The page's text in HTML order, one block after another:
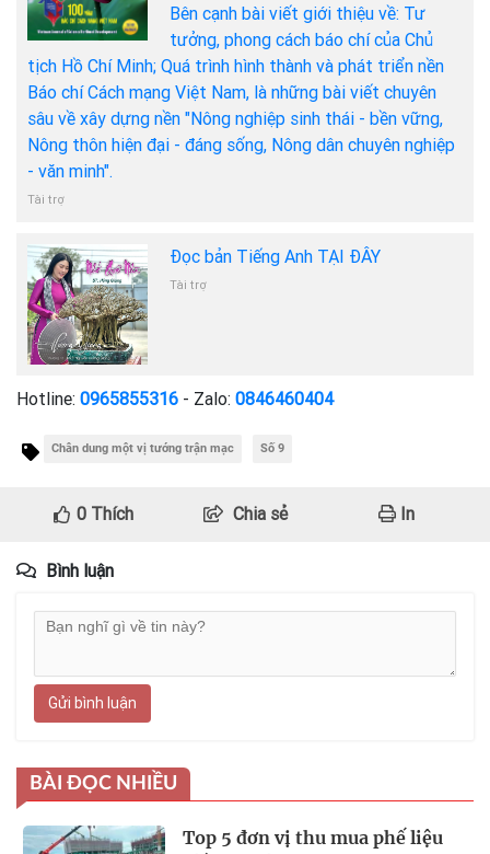
Bên cạnh bài viết giới thiệu về: Tư
tưởng, phong cách báo chí của Chủ
tịch Hồ Chí Minh; Quá trình hình thành và phát triển nền
Báo chí Cách mạng Việt Nam, là những bài viết chuyên
sâu về xây dựng nền "Nông nghiệp sinh thái - bền vững,
Nông thôn hiện đại - đáng sống, Nông dân chuyên nghiệp
- văn minh".
Tài trợ
Đọc bản Tiếng Anh TẠI ĐÂY
Tài trợ
Hotline: 0965855316 - Zalo: 0846460404
Chân dung một vị tướng trận mạc Số 9
0Thích Chia sẻ In
Bình luận
Gửi bình luận
BÀI ĐỌC NHIỀU
Top 5 đơn vị thu mua phế liệu